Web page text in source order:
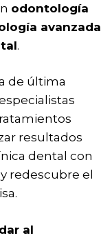
odontología
avanzada
.
de última
resultados
dental con
redescubre el
al